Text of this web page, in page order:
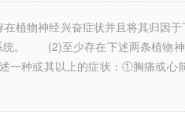
物神经兴奋症状并且将其归因
统。 (2)至少存在下述两条植物
种或其以上的症状：①胸痛或心